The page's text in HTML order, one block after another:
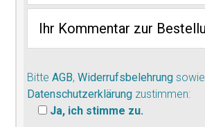
BitteAGB,Widerrufsbelehrung sowie
Datenschutzerklärung zustimmen:
Ja, ich stimme zu.